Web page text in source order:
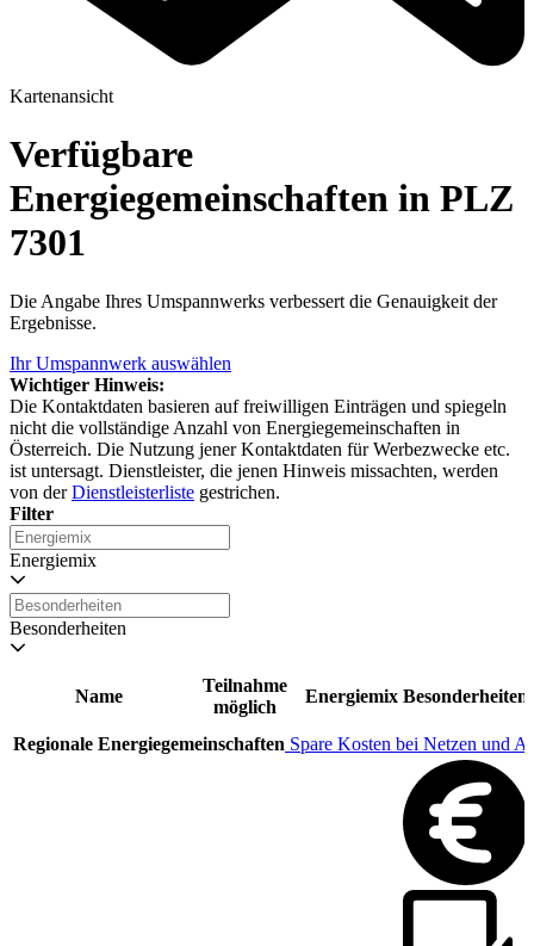
Kartenansicht
Verfügbare
Energiegemeinschaften in PLZ
7301
Die Angabe Ihres Umspannwerks verbessert die Genauigkeit der
Ergebnisse.
Ihr Umspannwerk auswählen
Wichtiger Hinweis:
Die Kontaktdaten basieren auf freiwilligen Einträgen und spiegeln
nicht die vollständige Anzahl von Energiegemeinschaften in
Österreich. Die Nutzung jener Kontaktdaten für Werbezwecke etc.
ist untersagt. Dienstleister, die jenen Hinweis missachten, werden
von derDienstleisterliste gestrichen.
Filter
Energiemix
Besonderheiten
Name
Teilnahme
möglich
Energiemix Besonderheiten
Regionale Energiegemeinschaften Spare Kosten bei Netzen und